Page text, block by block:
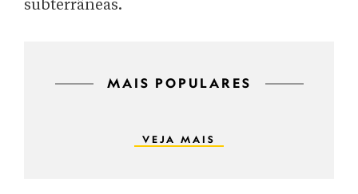
subterrâneas.
MAIS POPULARES
VEJA MAIS